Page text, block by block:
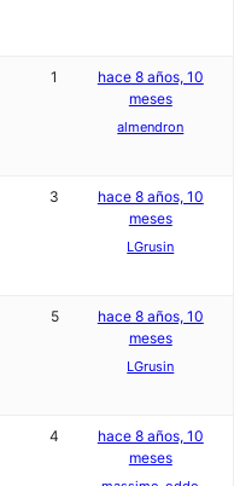
1
hace 8 años, 10
meses
almendron
3
hace 8 años, 10
meses
LGrusin
5
hace 8 años, 10
meses
LGrusin
4
hace 8 años, 10
meses